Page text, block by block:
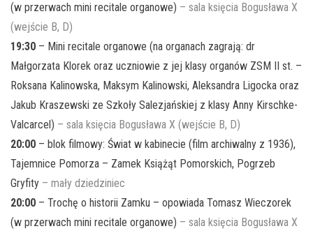
(w przerwach mini recitale organowe) – sala księcia Bogusława X
(wejście B, D)
19:30 – Mini recitale organowe (na organach zagrają: dr
Małgorzata Klorek oraz uczniowie z jej klasy organów ZSM II st. –
Roksana Kalinowska, Maksym Kalinowski, Aleksandra Ligocka oraz
Jakub Kraszewski ze Szkoły Salezjańskiej z klasy Anny Kirschke-
Valcarcel) – sala księcia Bogusława X (wejście B, D)
20:00 – blok filmowy: Świat w kabinecie (film archiwalny z 1936),
Tajemnice Pomorza – Zamek Książąt Pomorskich, Pogrzeb
Gryfity – mały dziedziniec
20:00 – Trochę o historii Zamku – opowiada Tomasz Wieczorek
(w przerwach mini recitale organowe) – sala księcia Bogusława X